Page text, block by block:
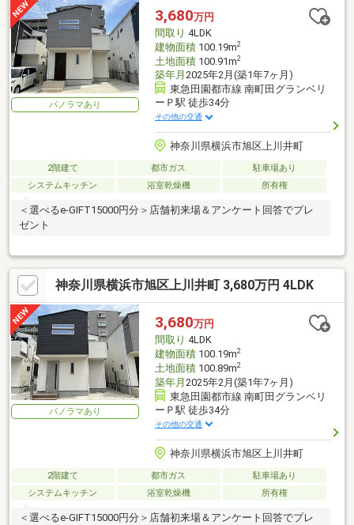
TEL 046-240-1982
パノラマあり
3,680万円
間取り 4LDK
建物面積100.19m2
土地面積100.91m2
築年月 2025年2月(築1年7ヶ月)
東急田園都市線 南町田グランベリ
ーＰ駅 徒歩34分
その他の交通
神奈川県横浜市旭区上川井町
2階建て 都市ガス
駐車場あり
システムキッチン
浴室乾燥機 所有権
＜選べるe-GIFT15000円分＞店舗初来場＆アンケート回答でプレ
ゼント
神奈川県横浜市旭区上川井町 3,680万円 4LDK
パノラマあり
3,680万円
間取り 4LDK
建物面積100.19m2
土地面積100.89m2
築年月 2025年2月(築1年7ヶ月)
東急田園都市線 南町田グランベリ
ーＰ駅 徒歩34分
その他の交通
神奈川県横浜市旭区上川井町
2階建て 都市ガス
駐車場あり
システムキッチン
浴室乾燥機 所有権
＜選べるe-GIFT15000円分＞店舗初来場＆アンケート回答でプレ